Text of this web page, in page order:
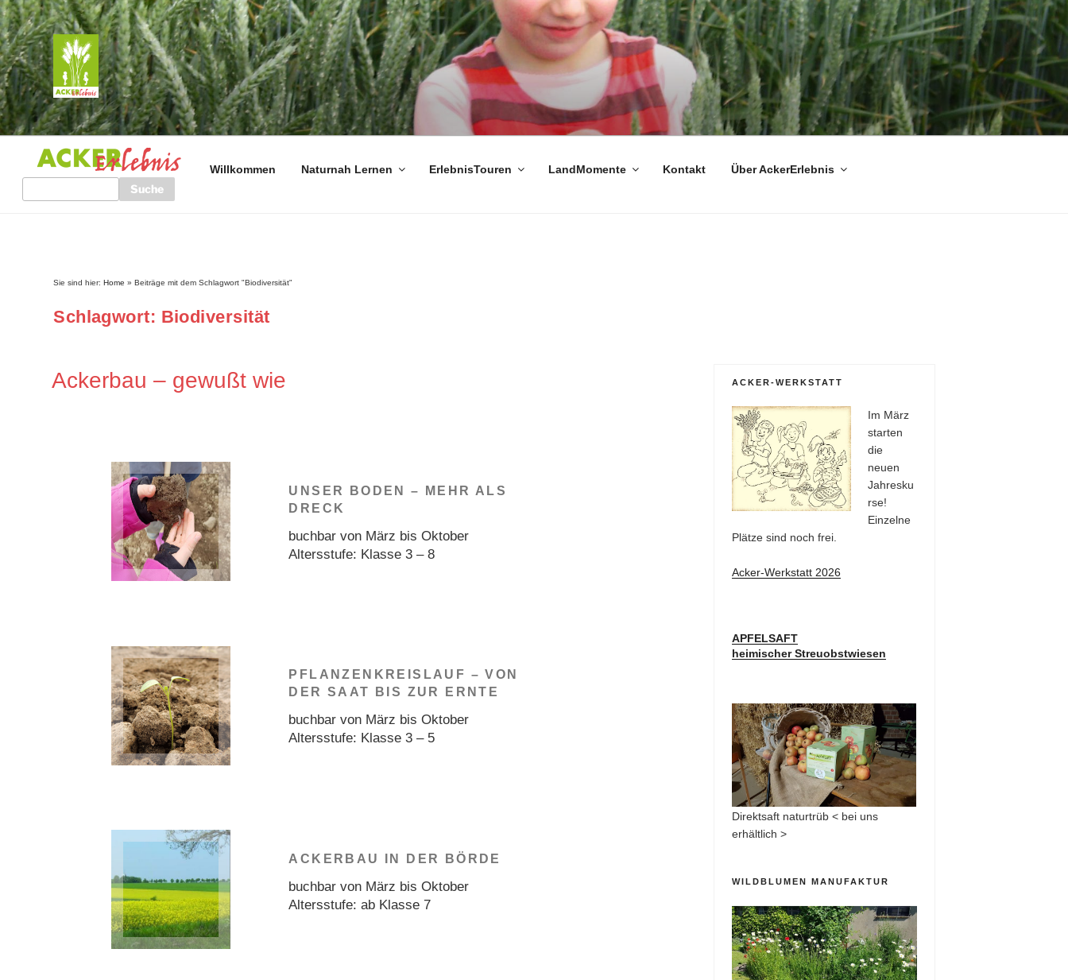
Zum
Inhalt
springen
ACKERERLEBNIS
Pflanzenwissen: lebendig • kreativ • entspannend
Willkommen Naturnah Lernen ErlebnisTouren LandMomente Kontakt
Über AckerErlebnis
Sie sind hier:Home »Beiträge mit dem Schlagwort "Biodiversität"
Schlagwort: Biodiversität
Ackerbau – gewußt wie
UNSER BODEN – MEHR ALS
DRECK
buchbar von März bis Oktober
Altersstufe: Klasse 3 – 8
PFLANZENKREISLAUF – VON
DER SAAT BIS ZUR ERNTE
buchbar von März bis Oktober
Altersstufe: Klasse 3 – 5
ACKERBAU IN DER BÖRDE
buchbar von März bis Oktober
Altersstufe: ab Klasse 7
ACKER-WERKSTATT
Im März
starten
die
neuen
Jahresku
rse!
Einzelne
Plätze sind noch frei.
Acker-Werkstatt 2026
APFELSAFT
heimischer Streuobstwiesen
Direktsaft naturtrüb < bei uns
erhältlich >
WILDBLUMEN MANUFAKTUR